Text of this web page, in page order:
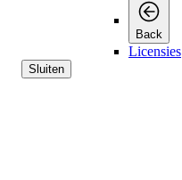
Back
Licensies
Sluiten